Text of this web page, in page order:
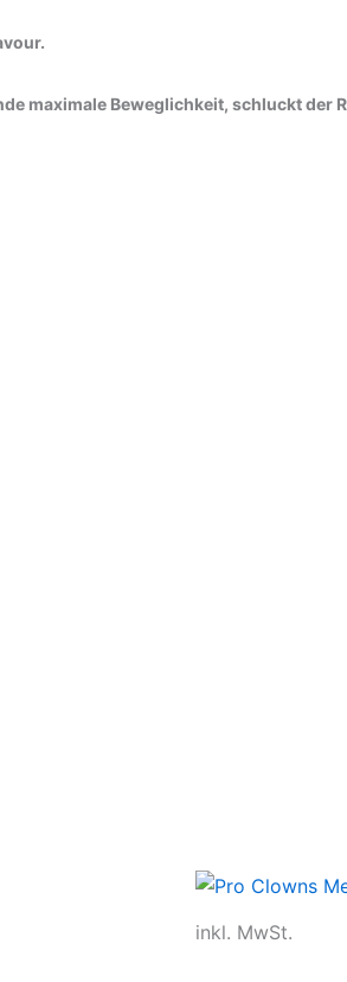
maximale Beweglichkeit, schluckt der
inkl. MwSt.